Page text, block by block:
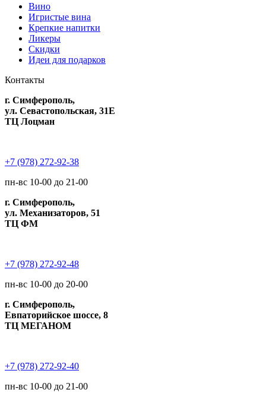
Вино
Игристые вина
Крепкие напитки
Ликеры
Скидки
Идеи для подарков
Контакты
г. Симферополь,
ул. Севастопольская, 31Е
ТЦ Лоцман
+7 (978) 272-92-38
пн-вс 10-00 до 21-00
г. Симферополь,
ул. Механизаторов, 51
ТЦ ФМ
+7 (978) 272-92-48
пн-вс 10-00 до 20-00
г. Симферополь,
Евпаторийское шоссе, 8
ТЦ МЕГАНОМ
+7 (978) 272-92-40
пн-вс 10-00 до 21-00